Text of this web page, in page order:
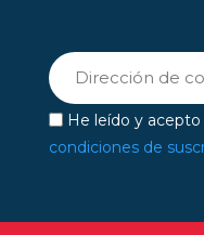
He leído y acepto
condiciones de